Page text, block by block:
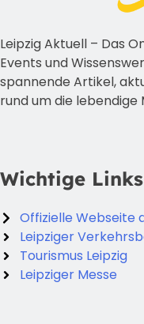
Leipzig Aktuell – Das
Events und
spannende Artikel,
rund um die lebendige
Wichtige
Offizielle Webseite
Leipziger
Tourismus Leipzig
Leipziger Messe